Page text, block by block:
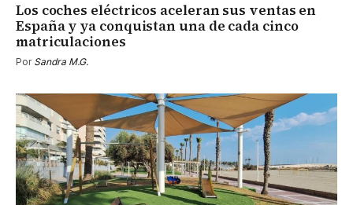
Los coches eléctricos aceleran sus ventas en
España y ya conquistan una de cada cinco
matriculaciones
Por Sandra M.G.